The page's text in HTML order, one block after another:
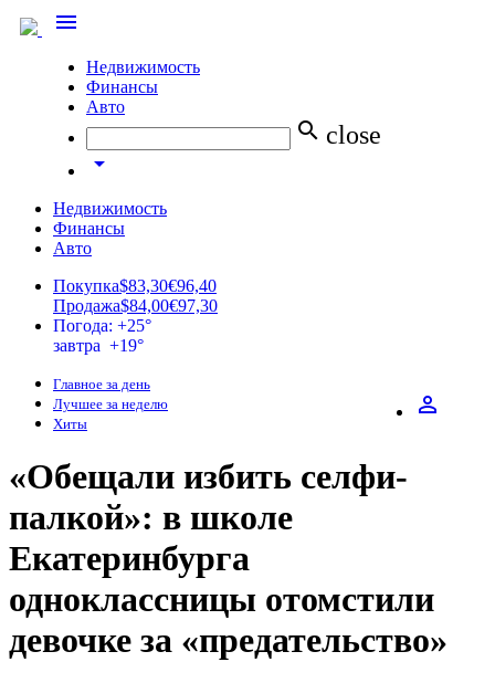
menu
Недвижимость
Финансы
Авто
search close
arrow_drop_down
Недвижимость
Финансы
Авто
Покупка$83,30€96,40
Продажа$84,00€97,30
Погода: +25°
завтра +19°
perm_identity
Главное за день
Лучшее за неделю
Хиты
«Обещали избить селфи-
палкой»: в школе
Екатеринбурга
одноклассницы отомстили
девочке за «предательство»